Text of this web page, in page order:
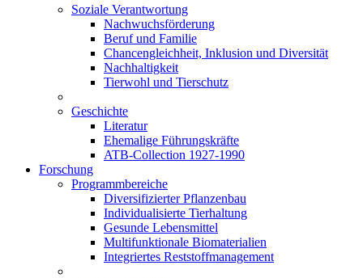
Soziale Verantwortung
Nachwuchsförderung
Beruf und Familie
Chancengleichheit, Inklusion und Diversität
Nachhaltigkeit
Tierwohl und Tierschutz
Geschichte
Literatur
Ehemalige Führungskräfte
ATB-Collection 1927-1990
Forschung
Programmbereiche
Diversifizierter Pflanzenbau
Individualisierte Tierhaltung
Gesunde Lebensmittel
Multifunktionale Biomaterialien
Integriertes Reststoffmanagement